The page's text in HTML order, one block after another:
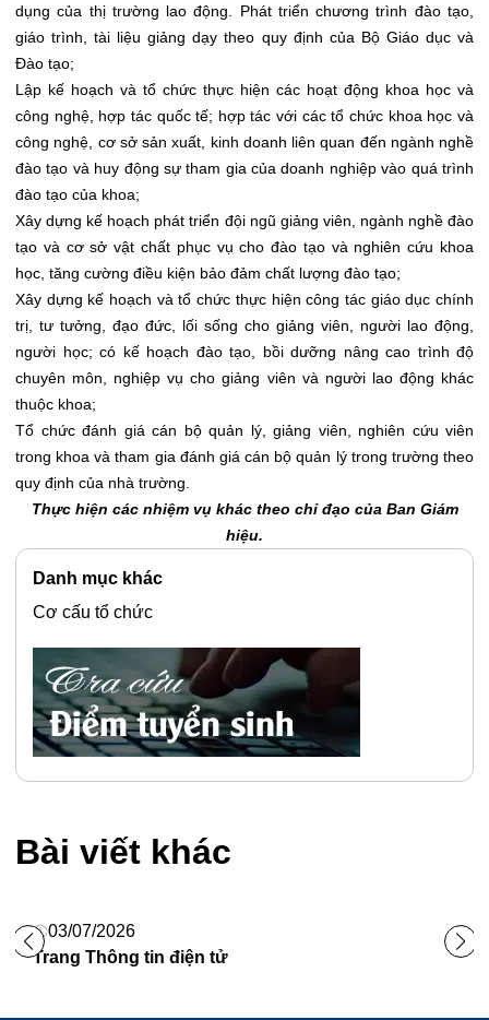
dụng của thị trường lao động. Phát triển chương trình đào tạo,
giáo trình, tài liệu giảng dạy theo quy định của Bộ Giáo dục và
Đào tạo;
Lập kế hoạch và tổ chức thực hiện các hoạt động khoa học và
công nghệ, hợp tác quốc tế; hợp tác với các tổ chức khoa học và
công nghệ, cơ sở sản xuất, kinh doanh liên quan đến ngành nghề
đào tạo và huy động sự tham gia của doanh nghiệp vào quá trình
đào tạo của khoa;
Xây dựng kế hoạch phát triển đội ngũ giảng viên, ngành nghề đào
tạo và cơ sở vật chất phục vụ cho đào tạo và nghiên cứu khoa
học, tăng cường điều kiện bảo đảm chất lượng đào tạo;
Xây dựng kế hoạch và tổ chức thực hiện công tác giáo dục chính
trị, tư tưởng, đạo đức, lối sống cho giảng viên, người lao động,
người học; có kế hoạch đào tạo, bồi dưỡng nâng cao trình độ
chuyên môn, nghiệp vụ cho giảng viên và người lao động khác
thuộc khoa;
Tổ chức đánh giá cán bộ quản lý, giảng viên, nghiên cứu viên
trong khoa và tham gia đánh giá cán bộ quản lý trong trường theo
quy định của nhà trường.
Thực hiện các nhiệm vụ khác theo chỉ đạo của Ban Giám
hiệu.
Danh mục khác
Cơ cấu tổ chức
Bài viết khác
03/07/2026
Trang Thông tin điện tử